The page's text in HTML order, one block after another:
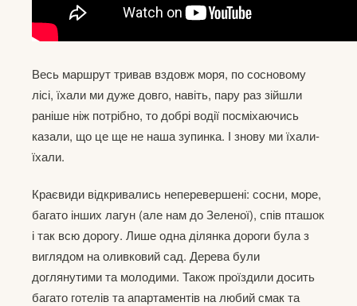
Весь маршрут тривав вздовж моря, по сосновому
лісі, їхали ми дуже довго, навіть, пару раз зійшли
раніше ніж потрібно, то добрі водії посміхаючись
казали, що це ще не наша зупинка. І знову ми їхали-
їхали.
Краєвиди відкривались неперевершені: сосни, море,
багато інших лагун (але нам до Зеленої), спів пташок
і так всю дорогу. Лише одна ділянка дороги була з
виглядом на оливковий сад. Дерева були
доглянутими та молодими. Також проїздили досить
багато готелів та апартаментів на любий смак та